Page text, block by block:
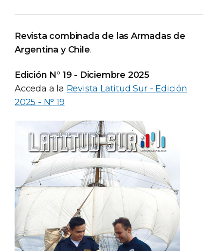
Revista combinada de las Armadas de
Argentina y Chile.
Edición N° 19 - Diciembre 2025
Acceda a la Revista Latitud Sur - Edición
2025 - N° 19